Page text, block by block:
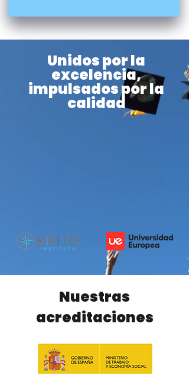
Unidos por la
excelencia,
impulsados por la
calidad
Nuestras
acreditaciones